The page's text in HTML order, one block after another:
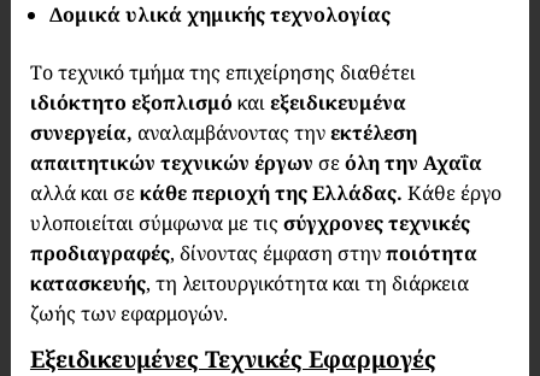
Δομικά υλικά χημικής τεχνολογίας
Το τεχνικό τμήμα της επιχείρησης διαθέτει
ιδιόκτητο εξοπλισμό καιεξειδικευμένα
συνεργεία, αναλαμβάνοντας τηνεκτέλεση
απαιτητικών τεχνικών έργων σεόλη την Αχαΐα
αλλά και σεκάθε περιοχή της Ελλάδας. Κάθε έργο
υλοποιείται σύμφωνα με τις σύγχρονες τεχνικές
προδιαγραφές, δίνοντας έμφαση στηνποιότητα
κατασκευής, τη λειτουργικότητα και τη διάρκεια
ζωής των εφαρμογών.
Εξειδικευμένες Τεχνικές Εφαρμογές